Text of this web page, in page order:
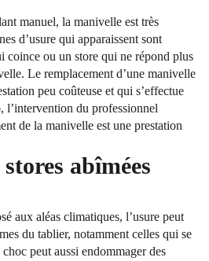
manuel, la manivelle est très
d’usure qui apparaissent sont
coince ou un store qui ne répond plus
Le remplacement d’une manivelle
peu coûteuse et qui s’effectue
l’intervention du professionnel
de la manivelle est une prestation
abîmées
aux aléas climatiques, l’usure peut
du tablier, notamment celles qui se
peut aussi endommager des